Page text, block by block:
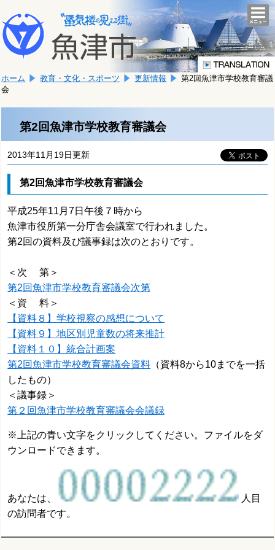
文
へ
移
ま
す。
こ
か
文
で
す。
ホーム 教育・文化・スポーツ 更新情報
第2回魚津市学校教育審議
会
第2回魚津市学校教育審議会
2013年11月19日更新
第2回魚津市学校教育審議会
平成25年11月7日午後７時から
魚津市役所第一分庁舎会議室で行われました。
第2回の資料及び議事録は次のとおりです。
＜次 第＞
第2回魚津市学校教育審議会次第
＜資 料＞
【資料８】学校視察の感想について
【資料９】地区別児童数の将来推計
【資料１０】統合計画案
第2回魚津市学校教育審議会資料 （資料8から10までを一括
したもの）
＜議事録＞
第２回魚津市学校教育審議会会議録
※上記の青い文字をクリックしてください。ファイルをダ
ウンロードできます。
あなたは、
人目
の訪問者です。